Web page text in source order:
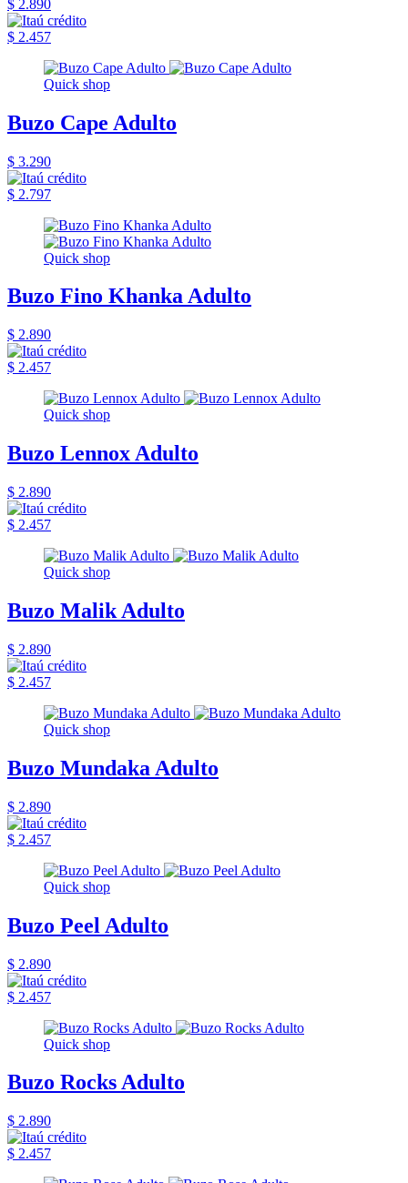
$ 2.890
$ 2.457
Quick shop
Buzo Cape Adulto
$ 3.290
$ 2.797
Quick shop
Buzo Fino Khanka Adulto
$ 2.890
$ 2.457
Quick shop
Buzo Lennox Adulto
$ 2.890
$ 2.457
Quick shop
Buzo Malik Adulto
$ 2.890
$ 2.457
Quick shop
Buzo Mundaka Adulto
$ 2.890
$ 2.457
Quick shop
Buzo Peel Adulto
$ 2.890
$ 2.457
Quick shop
Buzo Rocks Adulto
$ 2.890
$ 2.457